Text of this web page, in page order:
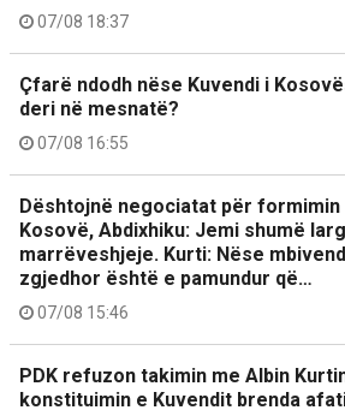
07/08 18:37
Çfarë ndodh nëse Kuvendi i
deri në mesnatë?
07/08 16:55
Dështojnë negociatat për
Kosovë, Abdixhiku: Jemi shumë
marrëveshjeje. Kurti: Nëse
zgjedhor është e pamundur që…
07/08 15:46
PDK refuzon takimin me Albin
konstituimin e Kuvendit brenda